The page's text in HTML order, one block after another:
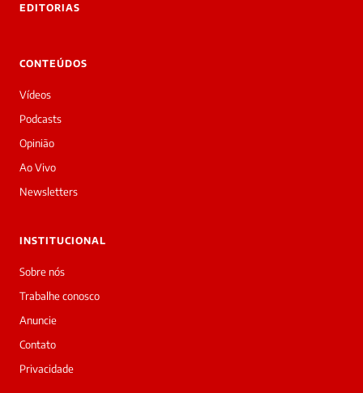
EDITORIAS
CONTEÚDOS
Vídeos
Podcasts
Opinião
Ao Vivo
Newsletters
INSTITUCIONAL
Sobre nós
Trabalhe conosco
Anuncie
Contato
Privacidade